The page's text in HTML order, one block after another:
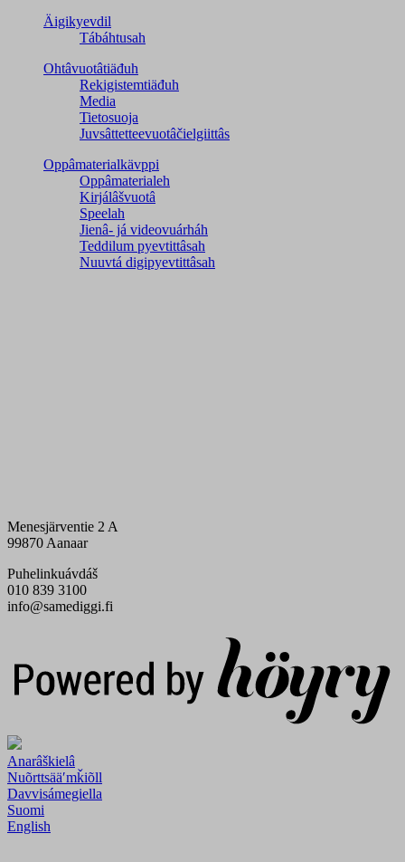
Äigikyevdil
Tábáhtusah
Ohtâvuotâtiäđuh
Rekigistemtiäđuh
Media
Tietosuoja
Juvsâttetteevuotâčielgiittâs
Oppâmaterialkävppi
Oppâmaterialeh
Kirjálâšvuotâ
Speelah
Jienâ- já videovuárháh
Teddilum pyevtittâsah
Nuuvtá digipyevtittâsah
Menesjärventie 2 A
99870 Aanaar
Puhelinkuávdáš
010 839 3100
info@samediggi.fi
Anarâškielâ
Nuõrttsääʹmǩiõll
Davvisámegiella
Suomi
English